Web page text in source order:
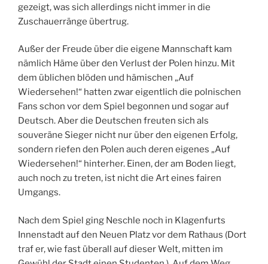
gezeigt, was sich allerdings nicht immer in die
Zuschauerränge übertrug.
Außer der Freude über die eigene Mannschaft kam
nämlich Häme über den Verlust der Polen hinzu. Mit
dem üblichen blöden und hämischen „Auf
Wiedersehen!“ hatten zwar eigentlich die polnischen
Fans schon vor dem Spiel begonnen und sogar auf
Deutsch. Aber die Deutschen freuten sich als
souveräne Sieger nicht nur über den eigenen Erfolg,
sondern riefen den Polen auch deren eigenes „Auf
Wiedersehen!“ hinterher. Einen, der am Boden liegt,
auch noch zu treten, ist nicht die Art eines fairen
Umgangs.
Nach dem Spiel ging Neschle noch in Klagenfurts
Innenstadt auf den Neuen Platz vor dem Rathaus (Dort
traf er, wie fast überall auf dieser Welt, mitten im